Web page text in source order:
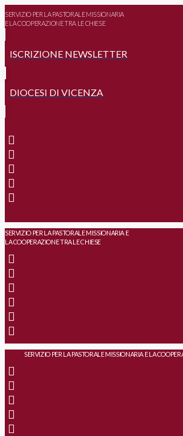
SERVIZIO PER LA PASTORALE MISSIONARIA
E LA COOPERAZIONE TRA LE CHIESE
ISCRIZIONE NEWSLETTER
DIOCESI DI VICENZA
SERVIZIO PER LA PASTORALE MISSIONARIA E
LA COOPERAZIONE TRA LE CHIESE
SERVIZIO PER LA PASTORALE MISSIONARIA E LA